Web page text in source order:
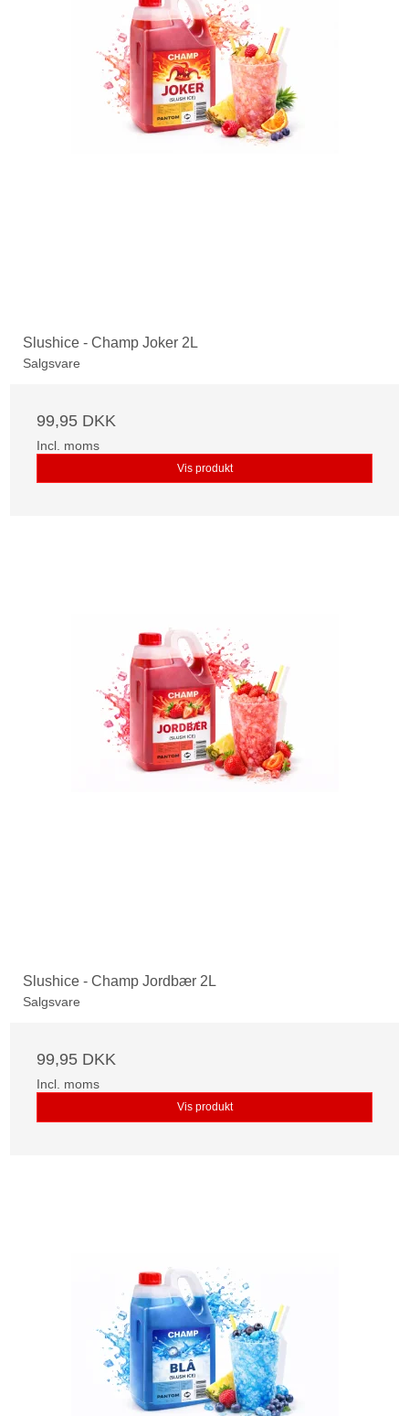
Slushice - Champ Joker 2L
Salgsvare
99,95 DKK
Incl. moms
Vis produkt
Slushice - Champ Jordbær 2L
Salgsvare
99,95 DKK
Incl. moms
Vis produkt